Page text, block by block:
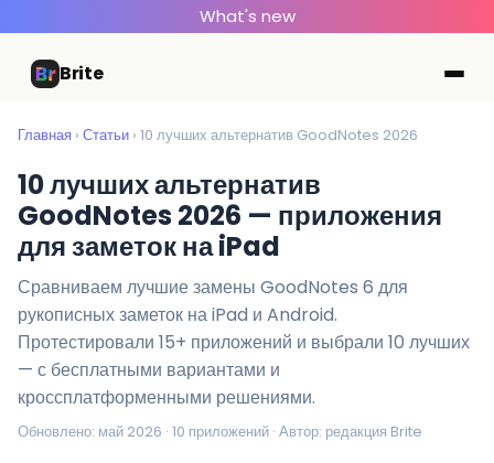
What's new
Brite
Главная › Статьи › 10 лучших альтернатив GoodNotes 2026
10 лучших альтернатив
GoodNotes 2026 — приложения
для заметок на iPad
Сравниваем лучшие замены GoodNotes 6 для
рукописных заметок на iPad и Android.
Протестировали 15+ приложений и выбрали 10 лучших
— с бесплатными вариантами и
кроссплатформенными решениями.
Обновлено: май 2026 · 10 приложений · Автор: редакция Brite